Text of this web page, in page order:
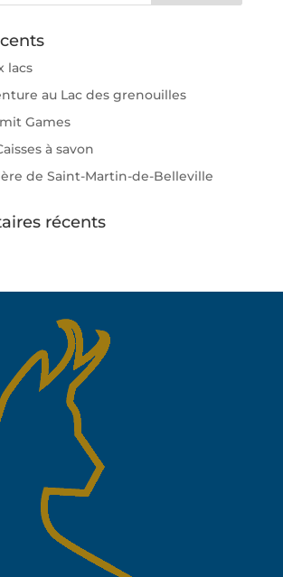
lacs
au Lac des grenouilles
Games
à savon
de Saint-Martin-de-Belleville
récents